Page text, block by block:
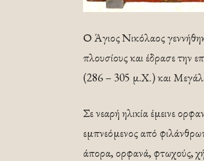
Ο Άγιος Νικόλαος
πλουσίους και έδρασε την
(286 – 305 μ.Χ.) και
Σε νεαρή ηλικία έμεινε
εμπνεόμενος από
άπορα, ορφανά, φτωχούς,